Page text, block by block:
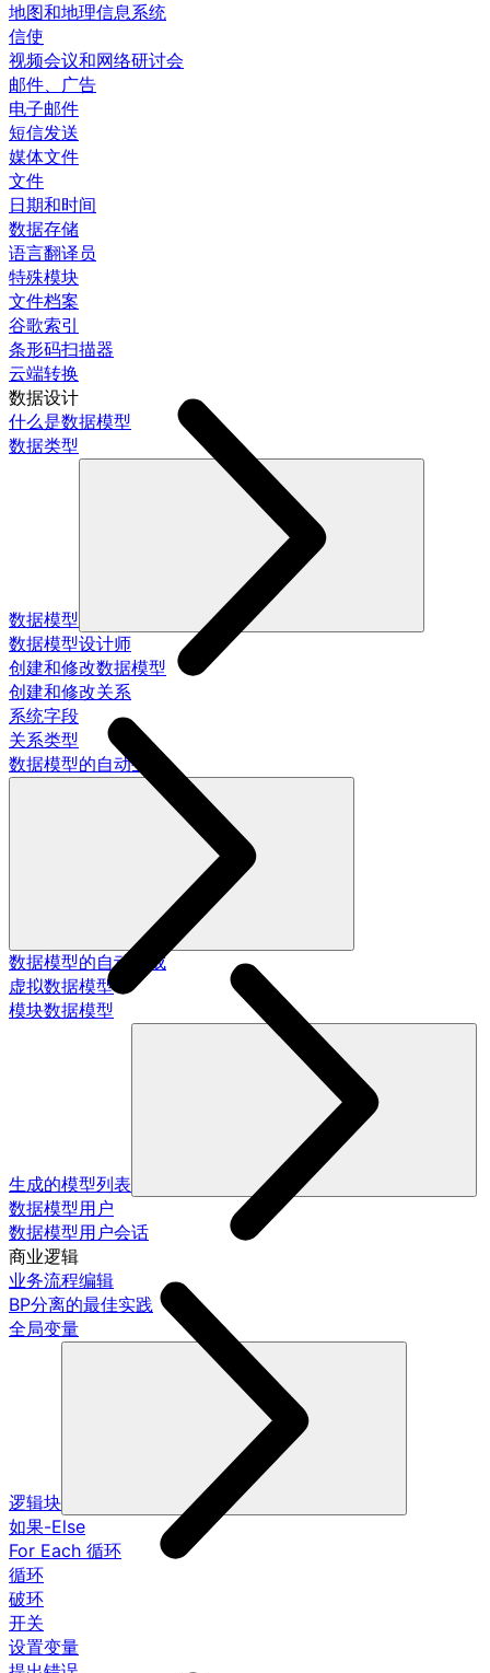
地图和地理信息系统
信使
视频会议和网络研讨会
邮件、广告
电子邮件
短信发送
媒体文件
文件
日期和时间
数据存储
语言翻译员
特殊模块
文件档案
谷歌索引
条形码扫描器
云端转换
数据设计
什么是数据模型
数据类型
数据模型
数据模型设计师
创建和修改数据模型
创建和修改关系
系统字段
关系类型
数据模型的自动生成
数据模型的自动生成
虚拟数据模型
模块数据模型
生成的模型列表
数据模型用户
数据模型用户会话
商业逻辑
业务流程编辑
BP分离的最佳实践
全局变量
逻辑块
如果-Else
For Each 循环
循环
破环
开关
设置变量